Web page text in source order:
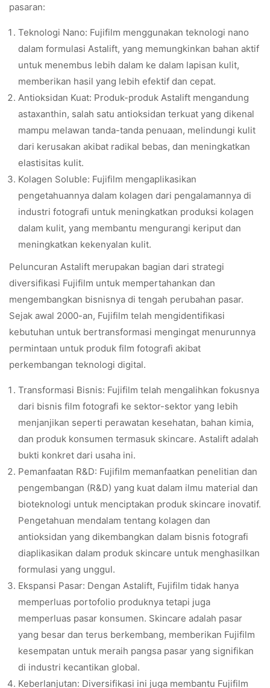
pasaran:
Teknologi Nano: Fujifilm menggunakan teknologi nano
dalam formulasi Astalift, yang memungkinkan bahan aktif
untuk menembus lebih dalam ke dalam lapisan kulit,
memberikan hasil yang lebih efektif dan cepat.
Antioksidan Kuat: Produk-produk Astalift mengandung
astaxanthin, salah satu antioksidan terkuat yang dikenal
mampu melawan tanda-tanda penuaan, melindungi kulit
dari kerusakan akibat radikal bebas, dan meningkatkan
elastisitas kulit.
Kolagen Soluble: Fujifilm mengaplikasikan
pengetahuannya dalam kolagen dari pengalamannya di
industri fotografi untuk meningkatkan produksi kolagen
dalam kulit, yang membantu mengurangi keriput dan
meningkatkan kekenyalan kulit.
Peluncuran Astalift merupakan bagian dari strategi
diversifikasi Fujifilm untuk mempertahankan dan
mengembangkan bisnisnya di tengah perubahan pasar.
Sejak awal 2000-an, Fujifilm telah mengidentifikasi
kebutuhan untuk bertransformasi mengingat menurunnya
permintaan untuk produk film fotografi akibat
perkembangan teknologi digital.
Transformasi Bisnis: Fujifilm telah mengalihkan fokusnya
dari bisnis film fotografi ke sektor-sektor yang lebih
menjanjikan seperti perawatan kesehatan, bahan kimia,
dan produk konsumen termasuk skincare. Astalift adalah
bukti konkret dari usaha ini.
Pemanfaatan R&D: Fujifilm memanfaatkan penelitian dan
pengembangan (R&D) yang kuat dalam ilmu material dan
bioteknologi untuk menciptakan produk skincare inovatif.
Pengetahuan mendalam tentang kolagen dan
antioksidan yang dikembangkan dalam bisnis fotografi
diaplikasikan dalam produk skincare untuk menghasilkan
formulasi yang unggul.
Ekspansi Pasar: Dengan Astalift, Fujifilm tidak hanya
memperluas portofolio produknya tetapi juga
memperluas pasar konsumen. Skincare adalah pasar
yang besar dan terus berkembang, memberikan Fujifilm
kesempatan untuk meraih pangsa pasar yang signifikan
di industri kecantikan global.
Keberlanjutan: Diversifikasi ini juga membantu Fujifilm